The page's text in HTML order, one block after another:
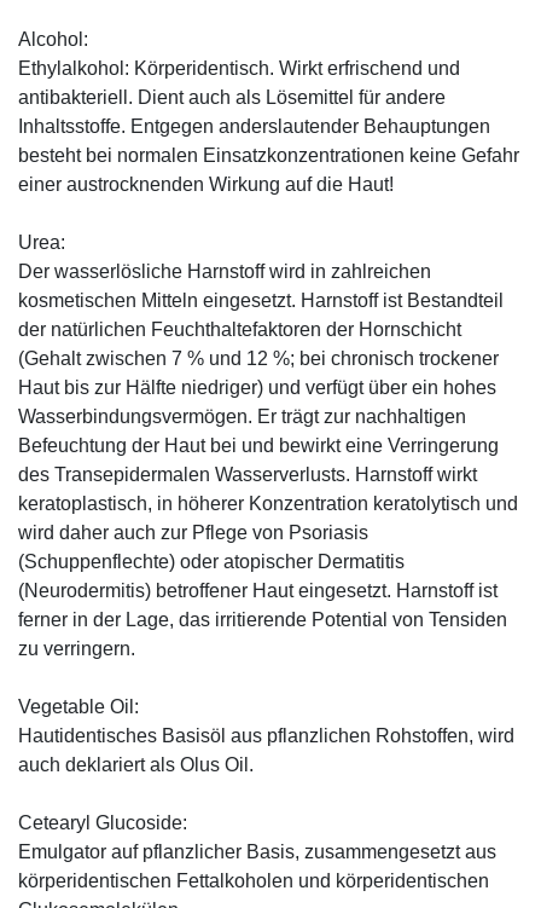
Alcohol:
Ethylalkohol: Körperidentisch. Wirkt erfrischend und
antibakteriell. Dient auch als Lösemittel für andere
Inhaltsstoffe. Entgegen anderslautender Behauptungen
besteht bei normalen Einsatzkonzentrationen keine Gefahr
einer austrocknenden Wirkung auf die Haut!
Urea:
Der wasserlösliche Harnstoff wird in zahlreichen
kosmetischen Mitteln eingesetzt. Harnstoff ist Bestandteil
der natürlichen Feuchthaltefaktoren der Hornschicht
(Gehalt zwischen 7 % und 12 %; bei chronisch trockener
Haut bis zur Hälfte niedriger) und verfügt über ein hohes
Wasserbindungsvermögen. Er trägt zur nachhaltigen
Befeuchtung der Haut bei und bewirkt eine Verringerung
des Transepidermalen Wasserverlusts. Harnstoff wirkt
keratoplastisch, in höherer Konzentration keratolytisch und
wird daher auch zur Pflege von Psoriasis
(Schuppenflechte) oder atopischer Dermatitis
(Neurodermitis) betroffener Haut eingesetzt. Harnstoff ist
ferner in der Lage, das irritierende Potential von Tensiden
zu verringern.
Vegetable Oil:
Hautidentisches Basisöl aus pflanzlichen Rohstoffen, wird
auch deklariert als Olus Oil.
Cetearyl Glucoside:
Emulgator auf pflanzlicher Basis, zusammengesetzt aus
körperidentischen Fettalkoholen und körperidentischen